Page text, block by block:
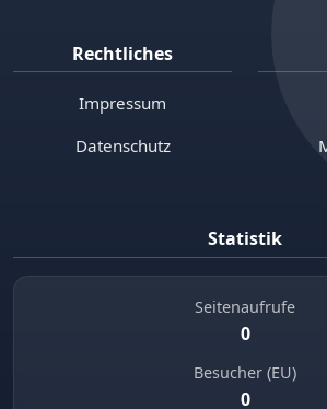
Rechtliches
Impressum
Datenschutz
Statistik
Seitenaufrufe
0
Besucher (EU)
0